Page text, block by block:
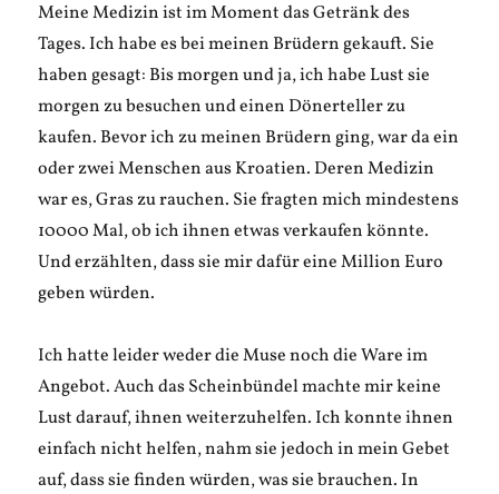
Meine Medizin ist im Moment das Getränk des
Tages. Ich habe es bei meinen Brüdern gekauft. Sie
haben gesagt: Bis morgen und ja, ich habe Lust sie
morgen zu besuchen und einen Dönerteller zu
kaufen. Bevor ich zu meinen Brüdern ging, war da ein
oder zwei Menschen aus Kroatien. Deren Medizin
war es, Gras zu rauchen. Sie fragten mich mindestens
10000 Mal, ob ich ihnen etwas verkaufen könnte.
Und erzählten, dass sie mir dafür eine Million Euro
geben würden.
Ich hatte leider weder die Muse noch die Ware im
Angebot. Auch das Scheinbündel machte mir keine
Lust darauf, ihnen weiterzuhelfen. Ich konnte ihnen
einfach nicht helfen, nahm sie jedoch in mein Gebet
auf, dass sie finden würden, was sie brauchen. In